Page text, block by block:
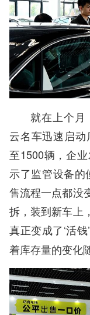
就在上个月
云名车迅速启
至1500辆，企
示了监管设备的
售流程一点都没
拆，装到新车上
真正变成了‘活
着库存量的变化